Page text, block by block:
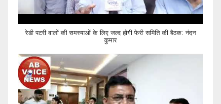
रेडी पटरी वालों की समस्याओं के लिए जल्द होगी फेरी समिति की बैठक: नंदन
कुमार